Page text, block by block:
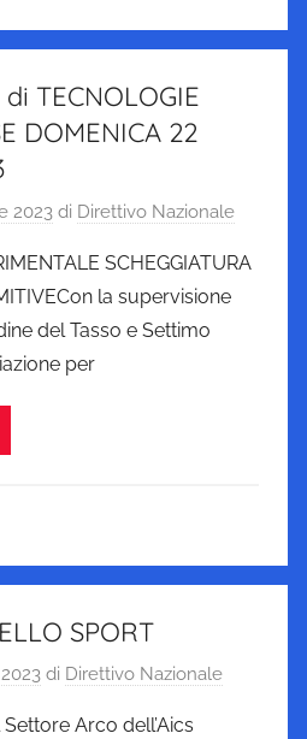
TECNOLOGIE
DOMENICA 22
2023 di Direttivo Nazionale
SCHEGGIATURA
la supervisione
del Tasso e Settimo
per
SPORT
di Direttivo Nazionale
Arco dell’Aics